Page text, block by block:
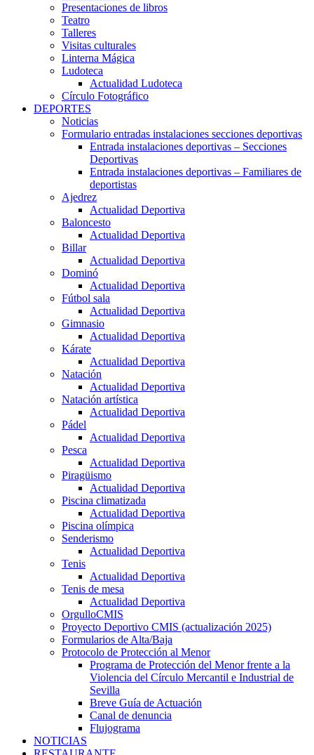
Presentaciones de libros
Teatro
Talleres
Visitas culturales
Linterna Mágica
Ludoteca
Actualidad Ludoteca
Círculo Fotográfico
DEPORTES
Noticias
Formulario entradas instalaciones secciones deportivas
Entrada instalaciones deportivas – Secciones
Deportivas
Entrada instalaciones deportivas – Familiares de
deportistas
Ajedrez
Actualidad Deportiva
Baloncesto
Actualidad Deportiva
Billar
Actualidad Deportiva
Dominó
Actualidad Deportiva
Fútbol sala
Actualidad Deportiva
Gimnasio
Actualidad Deportiva
Kárate
Actualidad Deportiva
Natación
Actualidad Deportiva
Natación artística
Actualidad Deportiva
Pádel
Actualidad Deportiva
Pesca
Actualidad Deportiva
Piragüismo
Actualidad Deportiva
Piscina climatizada
Actualidad Deportiva
Piscina olímpica
Senderismo
Actualidad Deportiva
Tenis
Actualidad Deportiva
Tenis de mesa
Actualidad Deportiva
OrgulloCMIS
Proyecto Deportivo CMIS (actualización 2025)
Formularios de Alta/Baja
Protocolo de Protección al Menor
Programa de Protección del Menor frente a la
Violencia del Círculo Mercantil e Industrial de
Sevilla
Breve Guía de Actuación
Canal de denuncia
Flujograma
NOTICIAS